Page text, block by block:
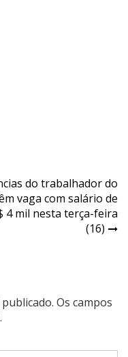
do trabalhador do
vaga com salário de
4 mil nesta terça-feira
(16)
Os campos